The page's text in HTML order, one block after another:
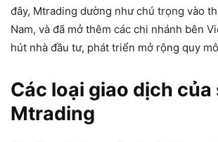
đây, Mtrading dường như chú trọng vào
Nam, và đã mở thêm các chi nhánh bên
hút nhà đầu tư, phát triển mở rộng quy
Các loại giao dịch của
Mtrading